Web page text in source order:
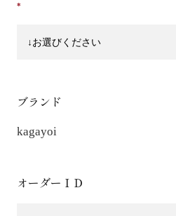
ブランド
kagayoi
オーダーＩＤ